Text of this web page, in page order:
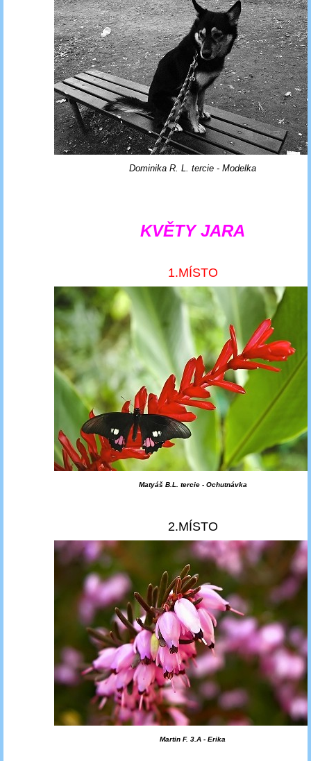
Dominika R. L. tercie - Modelka
KVĚTY JARA
1.MÍSTO
Matyáš B.L. tercie - Ochutnávka
2.MÍSTO
Martin F. 3.A - Erika